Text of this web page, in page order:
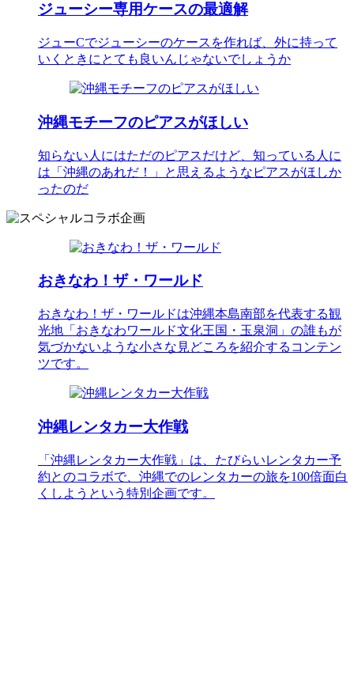
ジューシー専用ケースの最適解
ジューCでジューシーのケースを作れば、外に持って
いくときにとても良いんじゃないでしょうか
沖縄モチーフのピアスがほしい
知らない人にはただのピアスだけど、知っている人に
は「沖縄のあれだ！」と思えるようなピアスがほしか
ったのだ
おきなわ！ザ・ワールド
おきなわ！ザ・ワールドは沖縄本島南部を代表する観
光地「おきなわワールド文化王国・玉泉洞」の誰もが
気づかないような小さな見どころを紹介するコンテン
ツです。
沖縄レンタカー大作戦
「沖縄レンタカー大作戦」は、たびらいレンタカー予
約とのコラボで、沖縄でのレンタカーの旅を100倍面白
くしようという特別企画です。